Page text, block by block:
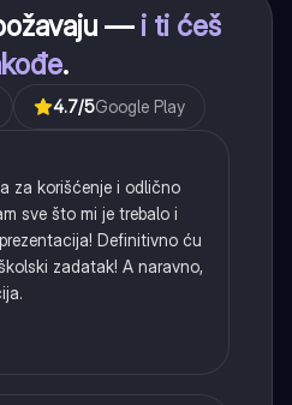
— i ti ćeš
.
4.7/5Google Play
za korišćenje i odlično
sve što mi je trebalo i
Definitivno ću
zadatak! A naravno,